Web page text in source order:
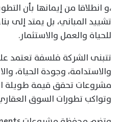
،و انطلاقا من إيمانها بأن
تشييد المباني، بل يمتد إلى
للحياة والعمل والاستثمار.
تتبنى الشركة فلسفة تعتمد
والاستدامة، وجودة الحياة،
مشروعات تحقق قيمة طويلة
وتواكب تطورات السوق